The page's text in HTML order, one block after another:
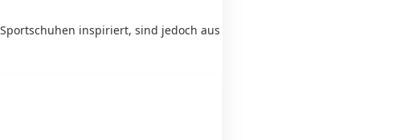
inspiriert, sind jedoch aus